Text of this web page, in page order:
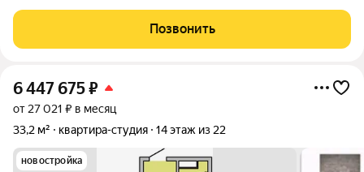
тренажерные залы. Во двое бассейн, мангал, беседки. В доме
консьерж, спортзал, детская
Позвонить
6 447 675₽
от 27 021 ₽ в месяц
33,2 м²
квартира-студия 14 этаж из 22
новостройка